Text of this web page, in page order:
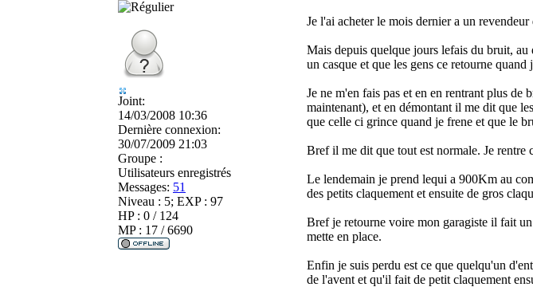
Joint:
14/03/2008 10:36
Dernière connexion:
30/07/2009 21:03
Groupe :
Utilisateurs enregistrés
Messages: 51
Niveau : 5; EXP : 97
HP : 0 / 124
MP : 17 / 6690
Je l'ai acheter le mois dernier a un
Mais depuis quelque jours lefais du bruit, au
un casque et que les gens ce retourne
Je ne m'en fais pas et en en rentrant plus
maintenant), et en démontant il me dit que
que celle ci grince quand je frene et que le
Bref il me dit que tout est normale. Je rentre
Le lendemain je prend lequi a 900Km au
des petits claquement et ensuite de gros
Bref je retourne voire mon garagiste il fait
mette en place.
Enfin je suis perdu est ce que quelqu'un
de l'avent et qu'il fait de petit claquement